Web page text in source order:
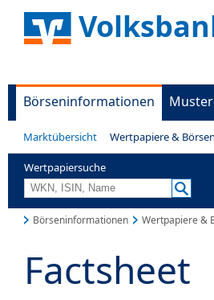
Börseninformationen
Marktübersicht Wertpapiere & Börsen
Wertpapiersuche
Börseninformationen Wertpapiere &
Factsheet